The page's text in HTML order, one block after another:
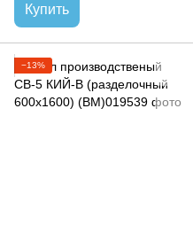
Купить
−13%